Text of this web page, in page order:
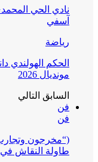
نادي الحي
آسفي
رياضة
الحكم الهولندي
مونديال 2026
السابق التالي
فن
فن
(“مخرجون
طاولة النقاش